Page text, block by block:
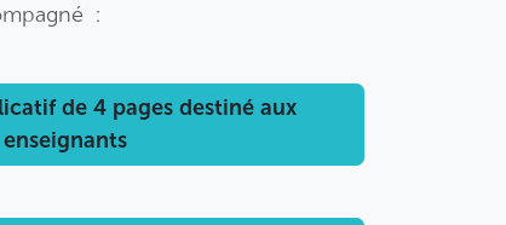
:
de 4 pages destiné aux
enseignants